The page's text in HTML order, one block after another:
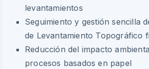
levantamientos
Seguimiento y gestión sencilla
de Levantamiento Topográfico
Reducción del impacto
procesos basados en papel